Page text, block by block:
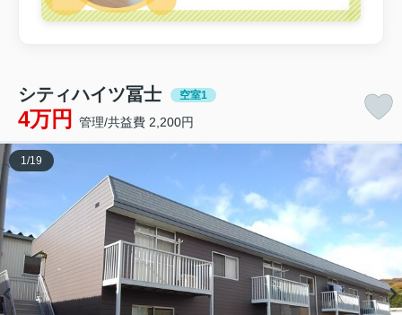
シティハイツ冨士 空室1
4万円 管理/共益費 2,200円
1/19